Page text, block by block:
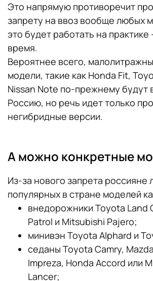
Это напрямую противоречит
запрету на ввоз вообще любых
это будет работать на
время.
Вероятнее всего,
модели, такие как Honda Fit,
Nissan Note по-прежнему будут
Россию, но речь идет только
негибридные версии.
А можно конкретные
Из-за нового запрета россияне
популярных в стране моделей
внедорожники Toyota Land
Patrol и Mitsubishi Pajero;
минивэн Toyota Alphard и
седаны Toyota Camry,
Impreza, Honda Accord или
Lancer;